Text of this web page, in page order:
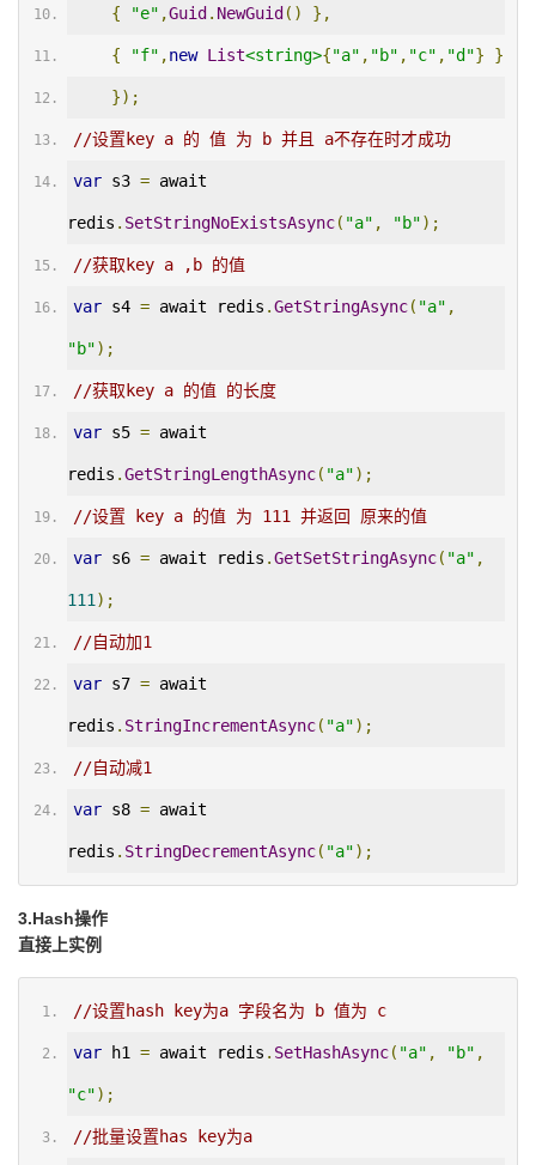
{ "e" ,Guid . NewGuid () },
{ "f" ,new List<string>{"a" , "b" , "c" , "d"} }
});
//设置key a 的 值 为 b 并且 a不存在时才成功
var s3 = await
redis . SetStringNoExistsAsync( "a" , "b");
//获取key a ,b 的值
var s4 = await redis .GetStringAsync( "a" ,
"b");
//获取key a 的值 的长度
var s5 = await
redis .GetStringLengthAsync( "a");
//设置 key a 的值 为 111 并返回 原来的值
var s6 = await redis .GetSetStringAsync( "a" ,
111 );
//自动加1
var s7 = await
redis . StringIncrementAsync( "a");
//自动减1
var s8 = await
redis . StringDecrementAsync( "a");
3.Hash操作
直接上实例
//设置hash key为a 字段名为 b 值为 c
var h1 = await redis . SetHashAsync( "a" , "b" ,
"c");
//批量设置has key为a